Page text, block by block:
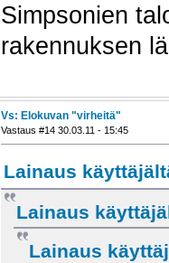
Simpsonien
rakennuksen
Vs: Elokuvan "virheitä"
Vastaus #14 30.03.11 - 15:45
Lainaus
Lainaus
Lainaus